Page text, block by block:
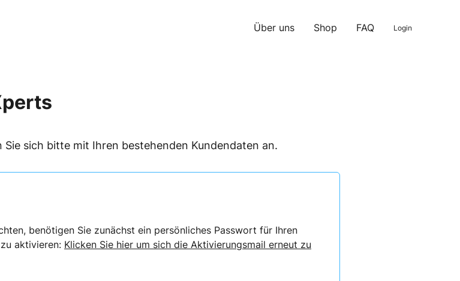
Über uns Shop FAQ Login
sich bitte mit Ihren bestehenden Kundendaten an.
benötigen Sie zunächst ein persönliches Passwort für Ihren
aktivieren: Klicken Sie hier um sich die Aktivierungsmail erneut zu